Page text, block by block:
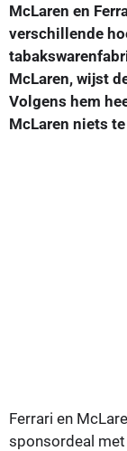
McLaren en
verschillende
McLaren, wijst
Volgens hem
McLaren niets
Ferrari en
sponsordeal